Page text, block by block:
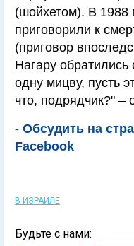
(шойхетом). В 1988
приговорили к
(приговор
Нагару
одну мицву, пусть
что, подрядчик?" –
- Обсудить на
Facebook
В ИЗРАИЛЕ
Будьте с нами: